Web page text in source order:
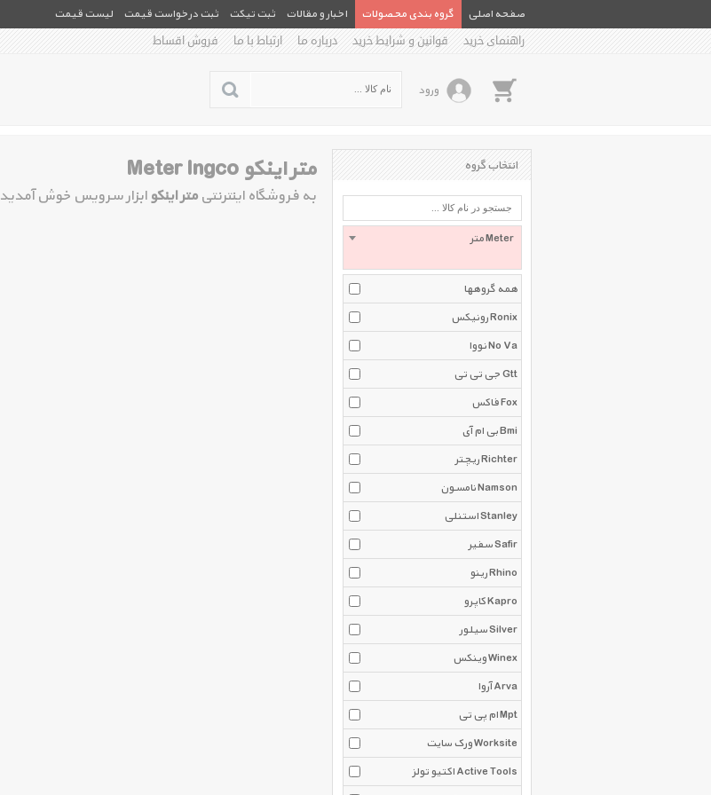
صفحه اصلی گروه بندی محصولات اخبار و مقالات ثبت تیکت ثبت درخواست قیمت
لیست قیمت
راهنمای خرید
قوانین و شرایط خرید درباره ما ارتباط با ما فروش اقساط
ورود
متر اینکو Meter Ingco
به فروشگاه اینترنتی متر اینکوابزار سرویس خوش آمدید
انتخاب گروه
متر Meter
همه گروهها
رونیکس Ronix
نووا No Va
جی تی تی Gtt
فاکس Fox
بی ام آی Bmi
ریچتر Richter
نامسون Namson
استنلی Stanley
سفیر Safir
رینو Rhino
کاپرو Kapro
سیلور Silver
وینکس Winex
آروا Arva
ام پی تی Mpt
ورک سایت Worksite
اکتیو تولز Active Tools